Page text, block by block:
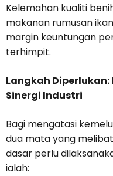
Kelemahan kualiti
makanan rumusan
margin keuntungan
terhimpit.
Langkah Diperlukan:
Sinergi Industri
Bagi mengatasi
dua mata yang
dasar perlu
ialah: